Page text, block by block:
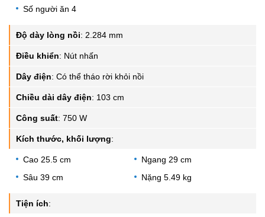
Số người ăn 4
Độ dày lòng nồi: 2.284 mm
Điều khiển: Nút nhấn
Dây điện: Có thể tháo rời khỏi nồi
Chiều dài dây điện: 103 cm
Công suất: 750 W
Kích thước, khối lượng:
Cao 25.5 cm
Ngang 29 cm
Sâu 39 cm
Nặng 5.49 kg
Tiện ích: